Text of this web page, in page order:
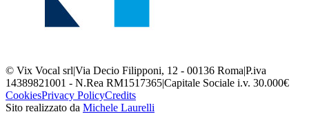
© Vix Vocal srl|Via Decio Filipponi, 12 - 00136 Roma|P.iva
14389821001 - N.Rea RM1517365|Capitale Sociale i.v. 30.000€
CookiesPrivacy PolicyCredits
Sito realizzato da Michele Laurelli